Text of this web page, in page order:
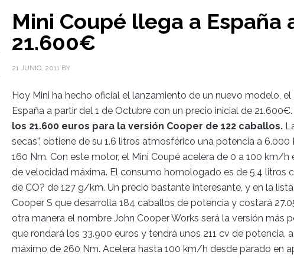
Mini Coupé llega a España
21.600€
21 JUNIO, 2011 BY
Hoy Mini ha hecho oficial el lanzamiento de un nuevo modelo,
España a partir del 1 de Octubre con un precio inicial de 21.600€.
los 21.600 euros para la versión Cooper de 122 caballos.
secas”, obtiene de su 1.6 litros atmosférico una potencia a 6.000
160 Nm. Con este motor, el Mini Coupé acelera de 0 a 100 km/
de velocidad máxima. El consumo homologado es de 5,4 litros
de CO? de 127 g/km. Un precio bastante interesante, y en la
Cooper S que desarrolla 184 caballos de potencia y costará
otra manera el nombre John Cooper Works será la versión más
que rondará los 33.900 euros y tendrá unos 211 cv de potencia,
máximo de 260 Nm. Acelera hasta 100 km/h desde parado en